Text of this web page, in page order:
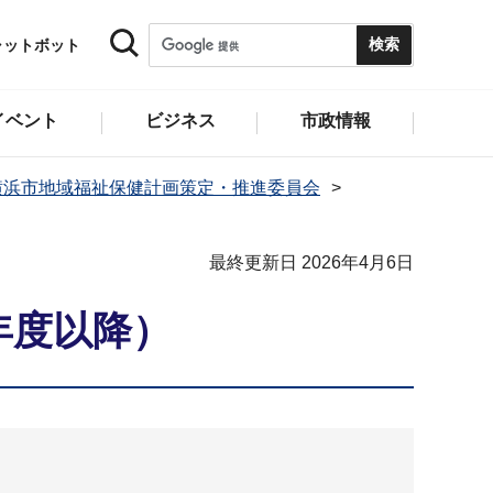
トボット
ント ビジネス 市政情報
浜市地域福祉保健計画策定・推進委員会
最終更新日 2026年4月6日
以降）